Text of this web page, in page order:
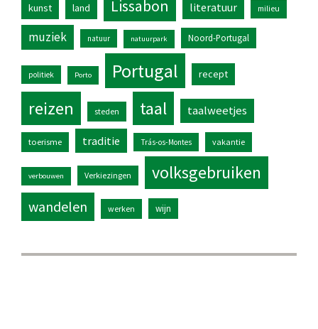
kunst land Lissabon literatuur milieu
muziek natuur natuurpark Noord-Portugal
politiek Porto Portugal recept
reizen steden taal taalweetjes
toerisme traditie Trás-os-Montes vakantie
verbouwen Verkiezingen volksgebruiken
wandelen werken wijn